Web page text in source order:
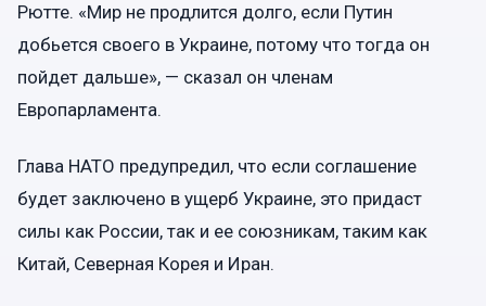
Рютте. «Мир не продлится долго, если Путин
добьется своего в Украине, потому что тогда он
пойдет дальше», — сказал он членам
Европарламента.
Глава НАТО предупредил, что если соглашение
будет заключено в ущерб Украине, это придаст
силы как России, так и ее союзникам, таким как
Китай, Северная Корея и Иран.